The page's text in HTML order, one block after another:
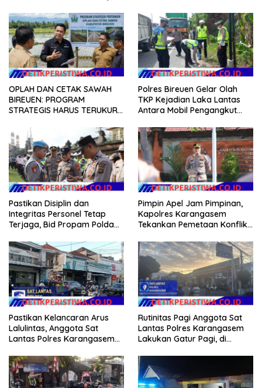
OPLAH DAN CETAK SAWAH
BIREUEN: PROGRAM
STRATEGIS HARUS TERUKUR,
KETERBUKAAN DATA
Polres Bireuen Gelar Olah
TKP Kejadian Laka Lantas
Antara Mobil Pengangkut
Pastikan Disiplin dan
Integritas Personel Tetap
Terjaga, Bid Propam Polda
Pimpin Apel Jam Pimpinan,
Kapolres Karangasem
Tekankan Pemetaan Konflik
Gerak Jalan
Pastikan Kelancaran Arus
Lalulintas, Anggota Sat
Lantas Polres Karangasem
Amlapura
Rutinitas Pagi Anggota Sat
Lantas Polres Karangasem
Lakukan Gatur Pagi, di
Asri Karangasem